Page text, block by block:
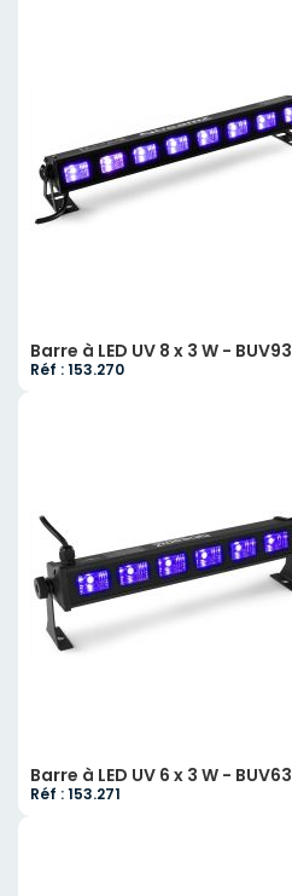
Barre à LED UV 8 x 3 W - BUV93
Réf : 153.270
Barre à LED UV 6 x 3 W - BUV63
Réf : 153.271